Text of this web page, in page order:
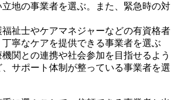
地の事業者を選ぶ。また、緊急時の対
祉士やケアマネジャーなどの有資格者
寧なケアを提供できる事業者を選ぶ
関との連携や社会参加を目指せるよう
サポート体制が整っている事業者を選